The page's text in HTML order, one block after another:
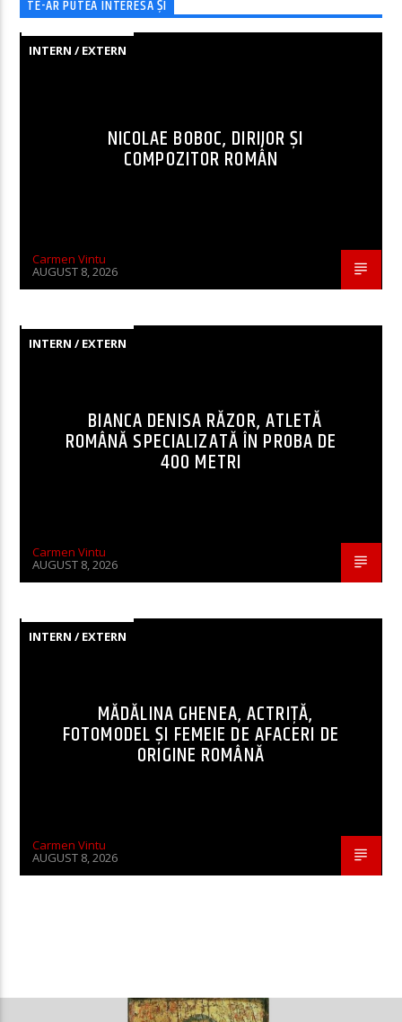
TE-AR PUTEA INTERESA ȘI
INTERN / EXTERN
NICOLAE BOBOC, DIRIJOR ȘI
COMPOZITOR ROMÂN
Carmen Vintu
AUGUST 8, 2026
INTERN / EXTERN
BIANCA DENISA RĂZOR, ATLETĂ
ROMÂNĂ SPECIALIZATĂ ÎN PROBA DE
400 METRI
Carmen Vintu
AUGUST 8, 2026
INTERN / EXTERN
MĂDĂLINA GHENEA, ACTRIȚĂ,
FOTOMODEL ȘI FEMEIE DE AFACERI DE
ORIGINE ROMÂNĂ
Carmen Vintu
AUGUST 8, 2026